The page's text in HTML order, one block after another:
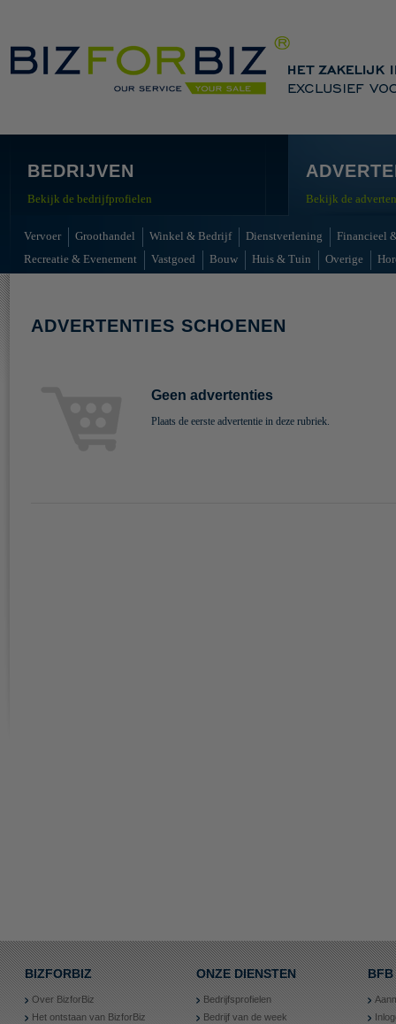
BEDRIJVEN
Bekijk de bedrijfprofielen Bekijk de
Vervoer Groothandel Winkel & Bedrijf Dienstverlening
Financieel
Recreatie & Evenement
Vastgoed Bouw Huis & Tuin Overige
ADVERTENTIES SCHOENEN
Geen advertenties
Plaats de eerste advertentie in deze rubriek.
BIZFORBIZ
Over BizforBiz
Het ontstaan van BizforBiz
ONZE DIENSTEN
Bedrijfsprofielen
Bedrijf van de week
BFB